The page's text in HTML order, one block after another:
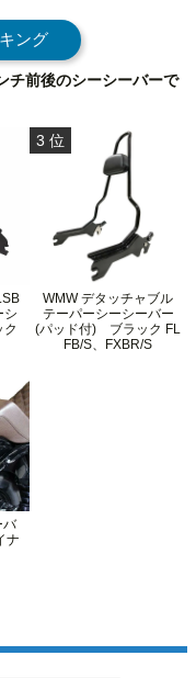
ング
チ前後のシーシーバーで
シ
ク
WMW デタッチャブル
テーパーシーシーバー
(パッド付) ブラック FL
FB/S、FXBR/S
バ
ナ